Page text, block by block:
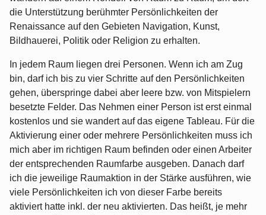
die Unterstützung berühmter Persönlichkeiten der
Renaissance auf den Gebieten Navigation, Kunst,
Bildhauerei, Politik oder Religion zu erhalten.
In jedem Raum liegen drei Personen. Wenn ich am Zug
bin, darf ich bis zu vier Schritte auf den Persönlichkeiten
gehen, überspringe dabei aber leere bzw. von Mitspielern
besetzte Felder. Das Nehmen einer Person ist erst einmal
kostenlos und sie wandert auf das eigene Tableau. Für die
Aktivierung einer oder mehrere Persönlichkeiten muss ich
mich aber im richtigen Raum befinden oder einen Arbeiter
der entsprechenden Raumfarbe ausgeben. Danach darf
ich die jeweilige Raumaktion in der Stärke ausführen, wie
viele Persönlichkeiten ich von dieser Farbe bereits
aktiviert hatte inkl. der neu aktivierten. Das heißt, je mehr